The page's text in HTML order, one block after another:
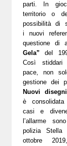
parti. In
territorio o
possibilità di
i nuovi
questione di
Gela” del
Così
pace, non
gestione dei
Nuovi
è
casi e
l’allarme
polizia
ottobre